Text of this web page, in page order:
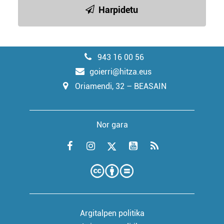
Harpidetu
943 16 00 56
goierri@hitza.eus
Oriamendi, 32 – BEASAIN
Nor gara
Argitalpen politika